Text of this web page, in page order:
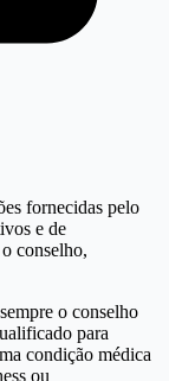
fornecidas pelo
e de
conselho,
o conselho
para
condição médica
ou